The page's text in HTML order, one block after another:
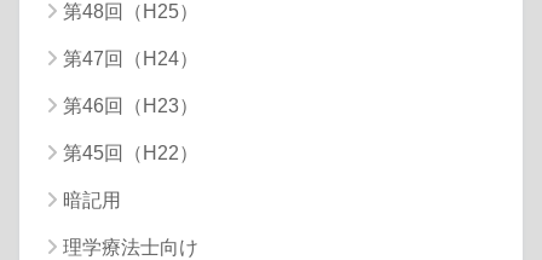
第48回（H25）
第47回（H24）
第46回（H23）
第45回（H22）
暗記用
理学療法士向け